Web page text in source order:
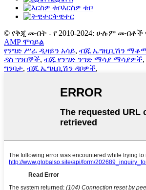
እርስዎ ቱቦ
ትዊተር
© የቅጂ መብት - የ 2010-2024: ሁሉም
AMP ሞባይል
የንግድ ሥራ ዲዛይን አሳይ, ብጁ ኤግዚቢሽን
ዳስ ግንበኞች, ብጁ የንግድ ንግድ ማሳያ ማሳያዎች,
ግንባታ, ብጁ ኤግዚቢሽን ዳቦዎች,